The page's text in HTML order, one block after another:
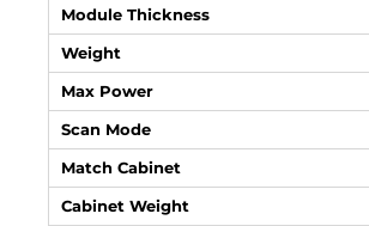
Module Thickness
Weight
Max Power
Scan Mode
Match Cabinet
Cabinet Weight